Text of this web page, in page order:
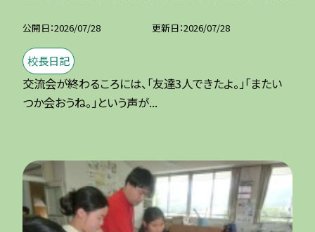
公開日 2026/07/28 更新日 2026/07/28
校長日記
交流会が終わるころには、「友達3人できたよ。」「またい
つか会おうね。」という声が...